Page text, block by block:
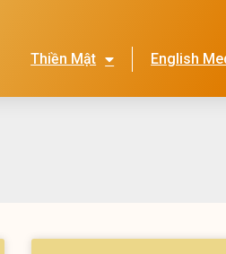
Thiền Mật English